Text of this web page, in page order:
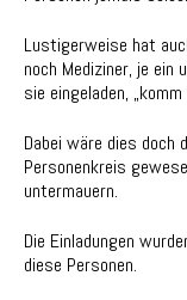
Lustigerweise hat
noch Mediziner, je ein
sie eingeladen,
Dabei wäre dies doch
Personenkreis
untermauern.
Die Einladungen
diese Personen.